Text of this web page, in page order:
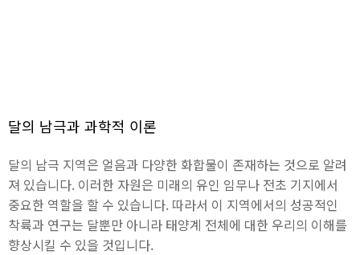
달의 남극과 과학적 이론
달의 남극 지역은 얼음과 다양한 화합물이 존재하는 것으로 알려
져 있습니다. 이러한 자원은 미래의 유인 임무나 전초 기지에서
중요한 역할을 할 수 있습니다. 따라서 이 지역에서의 성공적인
착륙과 연구는 달뿐만 아니라 태양계 전체에 대한 우리의 이해를
향상시킬 수 있을 것입니다.